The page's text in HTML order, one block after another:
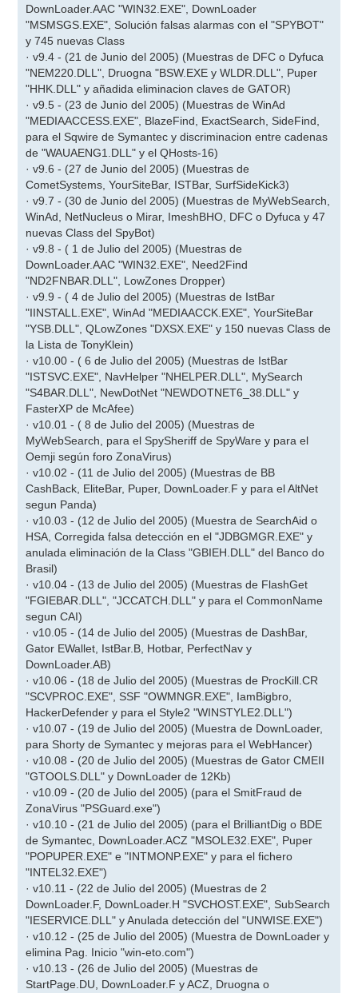
DownLoader.AAC "WIN32.EXE", DownLoader
"MSMSGS.EXE", Solución falsas alarmas con el "SPYBOT"
y 745 nuevas Class
· v9.4 - (21 de Junio del 2005) (Muestras de DFC o Dyfuca
"NEM220.DLL", Druogna "BSW.EXE y WLDR.DLL", Puper
"HHK.DLL" y añadida eliminacion claves de GATOR)
· v9.5 - (23 de Junio del 2005) (Muestras de WinAd
"MEDIAACCESS.EXE", BlazeFind, ExactSearch, SideFind,
para el Sqwire de Symantec y discriminacion entre cadenas
de "WAUAENG1.DLL" y el QHosts-16)
· v9.6 - (27 de Junio del 2005) (Muestras de
CometSystems, YourSiteBar, ISTBar, SurfSideKick3)
· v9.7 - (30 de Junio del 2005) (Muestras de MyWebSearch,
WinAd, NetNucleus o Mirar, ImeshBHO, DFC o Dyfuca y 47
nuevas Class del SpyBot)
· v9.8 - ( 1 de Julio del 2005) (Muestras de
DownLoader.AAC "WIN32.EXE", Need2Find
"ND2FNBAR.DLL", LowZones Dropper)
· v9.9 - ( 4 de Julio del 2005) (Muestras de IstBar
"IINSTALL.EXE", WinAd "MEDIAACCK.EXE", YourSiteBar
"YSB.DLL", QLowZones "DXSX.EXE" y 150 nuevas Class de
la Lista de TonyKlein)
· v10.00 - ( 6 de Julio del 2005) (Muestras de IstBar
"ISTSVC.EXE", NavHelper "NHELPER.DLL", MySearch
"S4BAR.DLL", NewDotNet "NEWDOTNET6_38.DLL" y
FasterXP de McAfee)
· v10.01 - ( 8 de Julio del 2005) (Muestras de
MyWebSearch, para el SpySheriff de SpyWare y para el
Oemji según foro ZonaVirus)
· v10.02 - (11 de Julio del 2005) (Muestras de BB
CashBack, EliteBar, Puper, DownLoader.F y para el AltNet
segun Panda)
· v10.03 - (12 de Julio del 2005) (Muestra de SearchAid o
HSA, Corregida falsa detección en el "JDBGMGR.EXE" y
anulada eliminación de la Class "GBIEH.DLL" del Banco do
Brasil)
· v10.04 - (13 de Julio del 2005) (Muestras de FlashGet
"FGIEBAR.DLL", "JCCATCH.DLL" y para el CommonName
segun CAI)
· v10.05 - (14 de Julio del 2005) (Muestras de DashBar,
Gator EWallet, IstBar.B, Hotbar, PerfectNav y
DownLoader.AB)
· v10.06 - (18 de Julio del 2005) (Muestras de ProcKill.CR
"SCVPROC.EXE", SSF "OWMNGR.EXE", IamBigbro,
HackerDefender y para el Style2 "WINSTYLE2.DLL")
· v10.07 - (19 de Julio del 2005) (Muestra de DownLoader,
para Shorty de Symantec y mejoras para el WebHancer)
· v10.08 - (20 de Julio del 2005) (Muestras de Gator CMEII
"GTOOLS.DLL" y DownLoader de 12Kb)
· v10.09 - (20 de Julio del 2005) (para el SmitFraud de
ZonaVirus "PSGuard.exe")
· v10.10 - (21 de Julio del 2005) (para el BrilliantDig o BDE
de Symantec, DownLoader.ACZ "MSOLE32.EXE", Puper
"POPUPER.EXE" e "INTMONP.EXE" y para el fichero
"INTEL32.EXE")
· v10.11 - (22 de Julio del 2005) (Muestras de 2
DownLoader.F, DownLoader.H "SVCHOST.EXE", SubSearch
"IESERVICE.DLL" y Anulada detección del "UNWISE.EXE")
· v10.12 - (25 de Julio del 2005) (Muestra de DownLoader y
elimina Pag. Inicio "win-eto.com")
· v10.13 - (26 de Julio del 2005) (Muestras de
StartPage.DU, DownLoader.F y ACZ, Druogna o